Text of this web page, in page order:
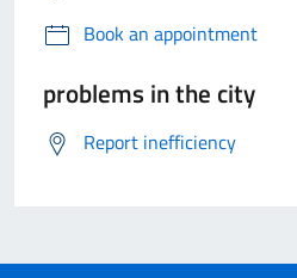
Book an appointment
problems in the city
Report inefficiency